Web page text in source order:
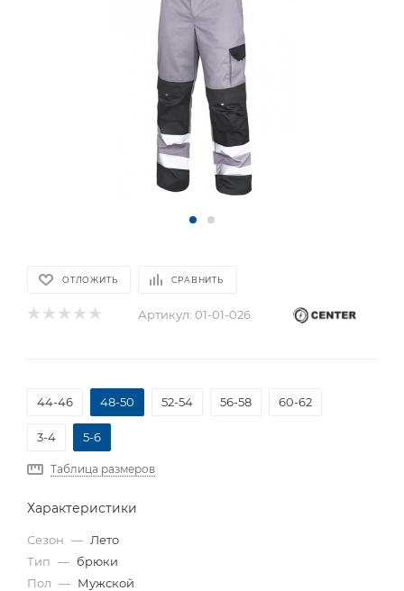
ОТЛОЖИТЬ СРАВНИТЬ
Артикул: 01-01-026
44-46 48-50 52-54 56-58 60-62
3-4 5-6
Таблица размеров
Характеристики
Сезон — Лето
Тип — брюки
Пол — Мужской